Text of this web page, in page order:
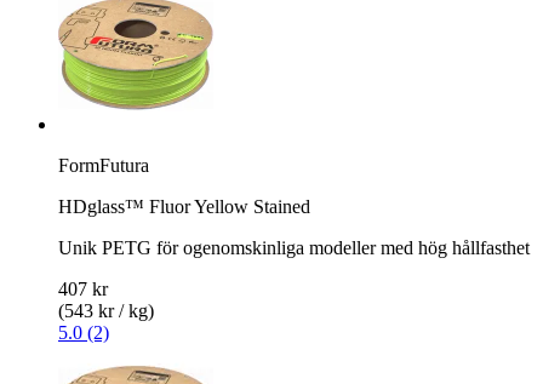
FormFutura
HDglass™ Fluor Yellow Stained
Unik PETG för ogenomskinliga modeller med hög hållfasthet
407 kr
(543 kr / kg)
5.0 (2)